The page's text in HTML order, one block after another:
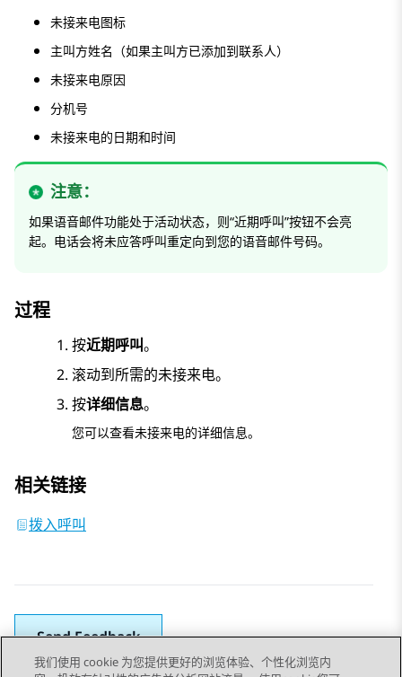
未接来电图标
主叫方姓名（如果主叫方已添加到联系人）
未接来电原因
分机号
未接来电的日期和时间
注意：
如果语音邮件功能处于活动状态，则“近期呼叫”按钮不会亮
起。电话会将未应答呼叫重定向到您的语音邮件号码。
过程
按近期呼叫。
滚动到所需的未接来电。
按详细信息。
您可以查看未接来电的详细信息。
相关链接
拨入呼叫
Send Feedback
我们使用 cookie 为您提供更好的浏览体验、个性化浏览内